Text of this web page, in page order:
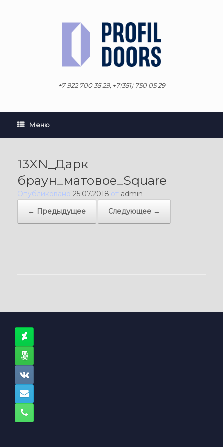
+7 922 700 35 29, +7(351) 750 05 29
Меню
13XN_Дарк
браун_матовое_Square
Опубликовано 25.07.2018 от admin
← Предыдущее
Следующее →